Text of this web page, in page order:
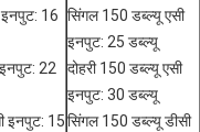
16
इनपुट: 22
इनपुट: 15
सिंगल 150 डब्ल्यू एसी
इनपुट: 25 डब्ल्यू
दोहरी 150 डब्ल्यू एसी
इनपुट: 30 डब्ल्यू
सिंगल 150 डब्ल्यू डीसी